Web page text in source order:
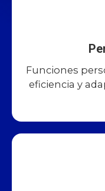
Funciones
eficiencia y